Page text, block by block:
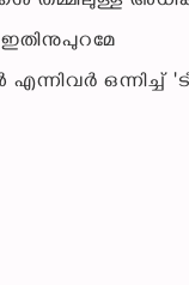
ഒന്നിച്ച്